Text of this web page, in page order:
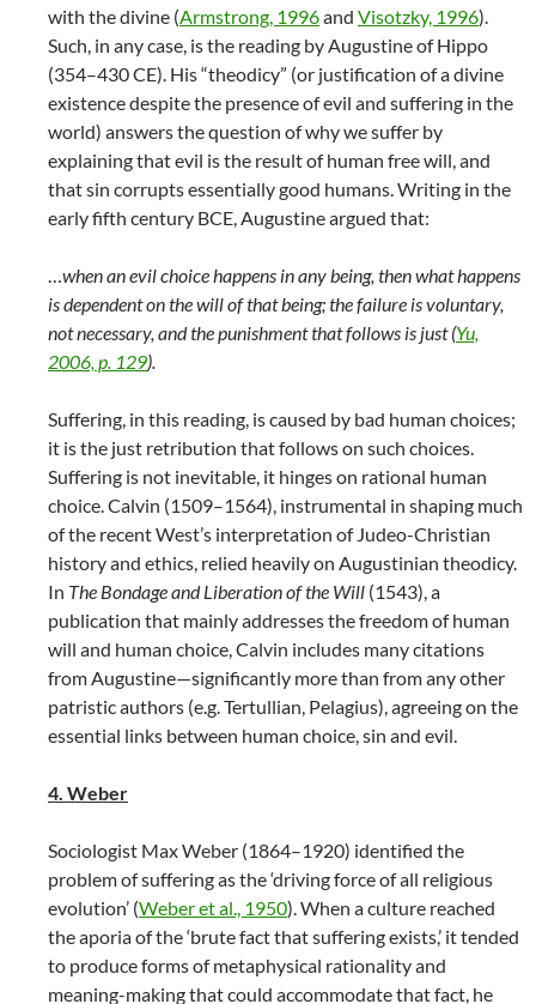
with the divine (Armstrong, 1996and Visotzky, 1996).
Such, in any case, is the reading by Augustine of Hippo
(354–430 CE). His “theodicy” (or justification of a divine
existence despite the presence of evil and suffering in the
world) answers the question of why we suffer by
explaining that evil is the result of human free will, and
that sin corrupts essentially good humans. Writing in the
early fifth century BCE, Augustine argued that:
…when an evil choice happens in any being, then what happens
is dependent on the will of that being; the failure is voluntary,
not necessary, and the punishment that follows is just (Yu,
2006, p. 129).
Suffering, in this reading, is caused by bad human choices;
it is the just retribution that follows on such choices.
Suffering is not inevitable, it hinges on rational human
choice. Calvin (1509–1564), instrumental in shaping much
of the recent West’s interpretation of Judeo-Christian
history and ethics, relied heavily on Augustinian theodicy.
In The Bondage and Liberation of the Will (1543), a
publication that mainly addresses the freedom of human
will and human choice, Calvin includes many citations
from Augustine—significantly more than from any other
patristic authors (e.g. Tertullian, Pelagius), agreeing on the
essential links between human choice, sin and evil.
4. Weber
Sociologist Max Weber (1864–1920) identified the
problem of suffering as the ‘driving force of all religious
evolution’ (Weber et al., 1950). When a culture reached
the aporia of the ‘brute fact that suffering exists,’ it tended
to produce forms of metaphysical rationality and
meaning-making that could accommodate that fact, he